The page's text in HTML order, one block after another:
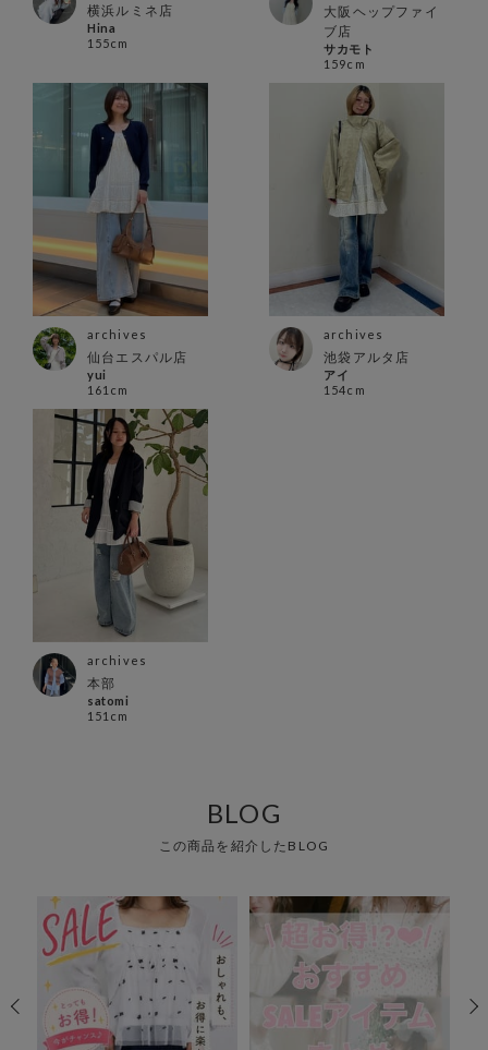
横浜ルミネ店
Hina
155cm
大阪ヘップファイ
ブ店
サカモト
159cm
archives
仙台エスパル店
yui
161cm
archives
池袋アルタ店
アイ
154cm
archives
本部
satomi
151cm
BLOG
この商品を紹介したBLOG